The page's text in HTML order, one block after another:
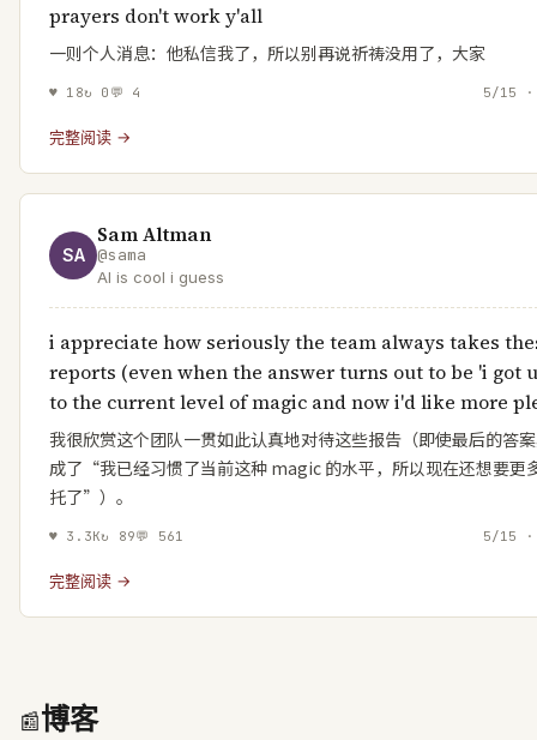
prayers don't work y'all
一则个人消息：他私信我了，所以别再说祈祷没用了，大家
♥ 18↻ 0 💬 4 5/15
完整阅读 →
SA
Sam Altman
@sama
AI is cool i guess
i appreciate how seriously the team always takes
reports (even when the answer turns out to be 'i got
to the current level of magic and now i'd like more
我很欣赏这个团队一贯如此认真地对待这些报告（即使最后的答
成了“我已经习惯了当前这种 magic 的水平，所以现在还想要更
托了”）。
♥ 3.3K↻ 89💬 561 5/15
完整阅读 →
📰博客